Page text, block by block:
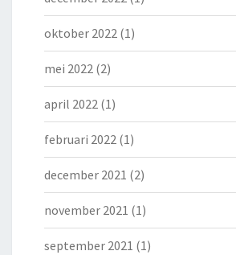
oktober 2022 (1)
mei 2022 (2)
april 2022 (1)
februari 2022 (1)
december 2021 (2)
november 2021 (1)
september 2021 (1)